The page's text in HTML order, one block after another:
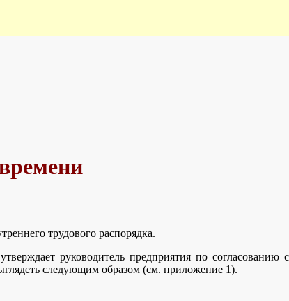
трудового распорядка.
руководитель предприятия по согласованию с
следующим образом (см. приложение 1).